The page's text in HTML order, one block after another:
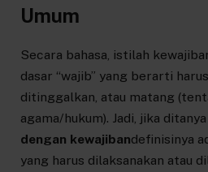
Umum
Secara bahasa, istilah
dasar “wajib” yang berarti
ditinggalkan, atau matang
agama/hukum). Jadi, jika ditanya
dengan kewajibandefinisinya
yang harus dilaksanakan atau